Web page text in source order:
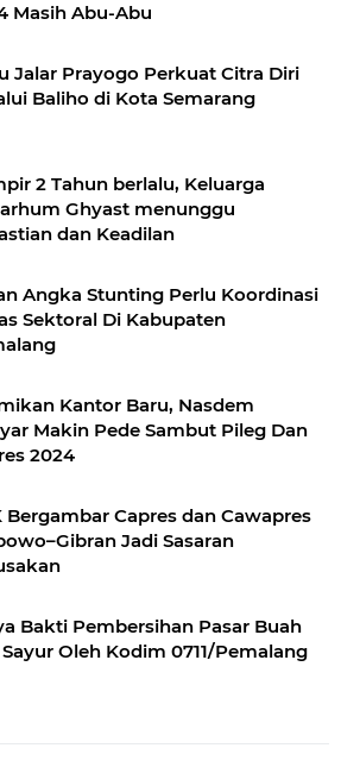
Masih Abu-Abu
Jalar Prayogo Perkuat Citra Diri
Baliho di Kota Semarang
2 Tahun berlalu, Keluarga
Ghyast menunggu
dan Keadilan
Angka Stunting Perlu Koordinasi
Sektoral Di Kabupaten
Kantor Baru, Nasdem
Makin Pede Sambut Pileg Dan
2024
Bergambar Capres dan Cawapres
Jadi Sasaran
Bakti Pembersihan Pasar Buah
Oleh Kodim 0711/Pemalang